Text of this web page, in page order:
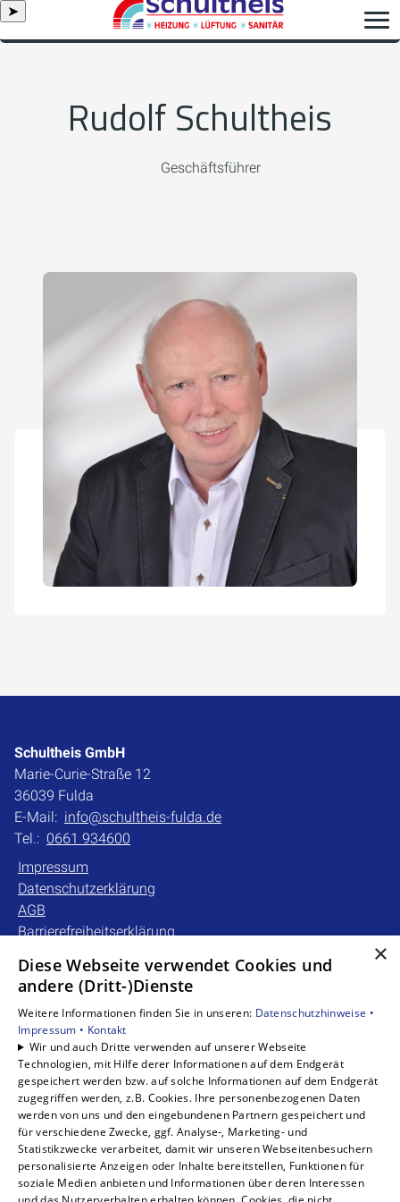
➤
Rudolf Schultheis
Geschäftsführer
Schultheis GmbH
Marie-Curie-Straße 12
36039 Fulda
E-Mail: info@schultheis-fulda.de
Tel.: 0661 934600
Impressum
Datenschutzerklärung
AGB
Barrierefreiheitserklärung
Unsere Bereiche
Gewerbekunden
Karriere
Unternehmen
Kontakt
×
Diese Webseite verwendet Cookies und
andere (Dritt-)Dienste
Weitere Informationen finden Sie in unseren: Datenschutzhinweise •
Impressum • Kontakt
Wir und auch Dritte verwenden auf unserer Webseite
Technologien, mit Hilfe derer Informationen auf dem Endgerät
gespeichert werden bzw. auf solche Informationen auf dem Endgerät
zugegriffen werden, z.B. Cookies. Ihre personenbezogenen Daten
werden von uns und den eingebundenen Partnern gespeichert und
für verschiedene Zwecke, ggf. Analyse-, Marketing- und
Statistikzwecke verarbeitet, damit wir unseren Webseitenbesuchern
personalisierte Anzeigen oder Inhalte bereitstellen, Funktionen für
soziale Medien anbieten und Informationen über deren Interessen